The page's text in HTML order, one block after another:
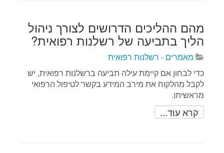
מהם ההליכים הדרושים לצורך ניהול
הליך בתביעה של רשלנות רפואית?
מאמרים - רשלנות רפואית
כדי לבחון אם קיימת עילה תביעה ברשלנות רפואית, יש
לקבל מהלקוח את מירב המידע בקשר לטיפול הרפואי
מראשיתו.
קרא עוד...